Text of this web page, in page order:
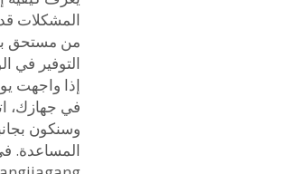
المشكلات قد يكون
من مستحق بالنظر
التوفير في الوقت
إذا واجهت يومًا
في جهازك، اتصل
وسنكون بجانبك
المساعدة. في